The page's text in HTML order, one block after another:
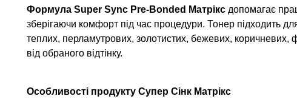
Формула Super Sync Pre-Bonded Матрікс допомагає
зберігаючи комфорт під час процедури. Тонер підходить
теплих, перламутрових, золотистих, бежевих, коричневих,
від обраного відтінку.
Особливості продукту Супер Сінк Матрікс